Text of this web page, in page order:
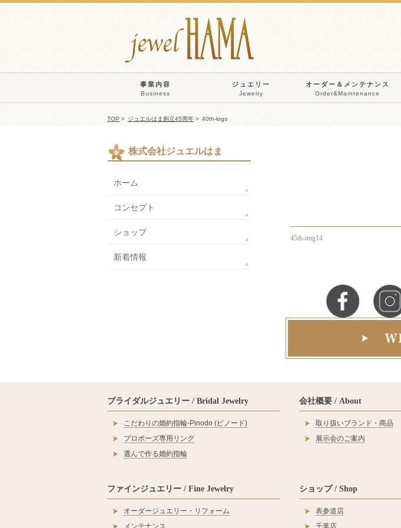
事業内容
Business
ジュエリー
Jewelry
オーダー＆メンテナンス
Order&Maintenance
TOP > ジュエルはま創立45周年 > 40th-logo
45th-img14
株式会社ジュエルはま
ホーム
コンセプト
ショップ
新着情報
ブライダルジュエリー / Bridal Jewelry
こだわりの婚約指輪‐Pinodo (ピノード)
プロポーズ専用リング
選んで作る婚約指輪
会社概要 / About
取り扱いブランド・商品
展示会のご案内
ファインジュエリー / Fine Jewelry
オーダージュエリー・リフォーム
メンテナンス
ショップ / Shop
表参道店
千葉店